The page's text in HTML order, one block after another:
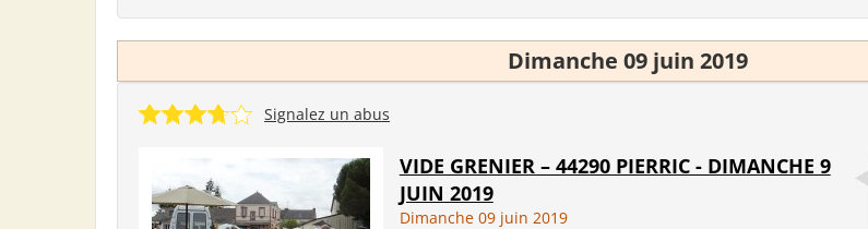
Dimanche 09 juin 2019
Signalez un abus
VIDE GRENIER – 44290 PIERRIC - DIMANCHE 9
JUIN 2019
Dimanche 09 juin 2019